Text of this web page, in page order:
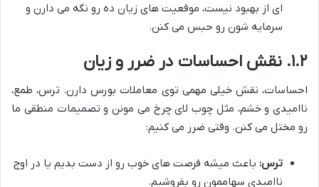
ای از بهبود نیست، موقعیت های زیان ده رو نگه می دارن و
سرمایه شون رو حبس می کنن.
۱.۲. نقش احساسات در ضرر و زیان
احساسات، نقش خیلی مهمی توی معاملات بورس دارن. ترس، طمع،
ناامیدی و خشم، مثل چوب لای چرخ می مونن و تصمیمات منطقی ما
رو مختل می کنن. وقتی ضرر می کنیم:
ترس: باعث میشه فرصت های خوب رو از دست بدیم یا در اوج
ناامیدی سهاممون رو بفروشیم.